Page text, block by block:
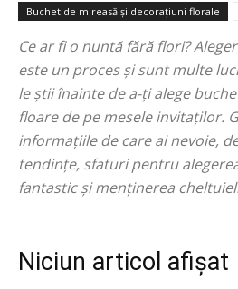
Buchet de mireasă și decorațiuni florale
Ce ar fi o nuntă fără flori?
este un proces și sunt multe
le știi înainte de a-ți alege
floare de pe mesele invitaților.
informațiile de care ai nevoie,
tendințe, sfaturi pentru
fantastic și menținerea
Niciun articol afișat